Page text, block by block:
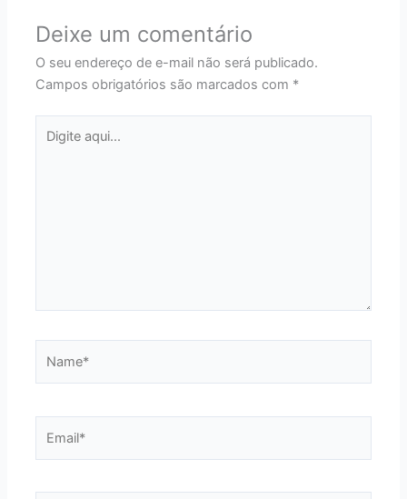
Deixe um comentário
O seu endereço de e-mail não será publicado.
Campos obrigatórios são marcados com *
aqui...